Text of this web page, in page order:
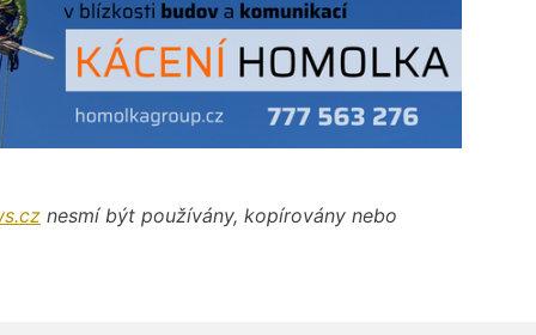
nesmí být používány, kopírovány nebo